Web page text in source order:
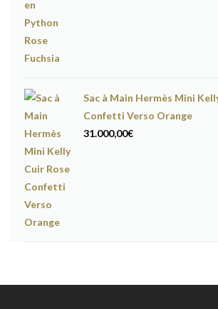
Sac à Main Hermès Mini
Confetti Verso Orange
31.000,00€